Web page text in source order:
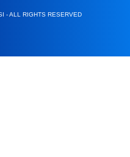
- ALL RIGHTS RESERVED